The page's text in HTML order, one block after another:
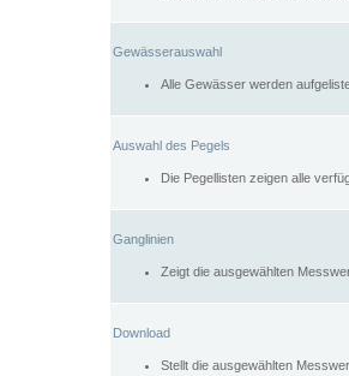
Gewässerauswahl
Alle Gewässer werden
Auswahl des Pegels
Die Pegellisten zeigen alle
Ganglinien
Zeigt die ausgewählten
Download
Stellt die ausgewählten